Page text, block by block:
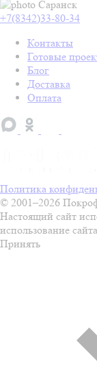
Саранск
+7(8342)33-80-34
Контакты
Готовые
Блог
Доставка
Оплата
Политика
© 2001–2026
Настоящий сайт
использование
Принять